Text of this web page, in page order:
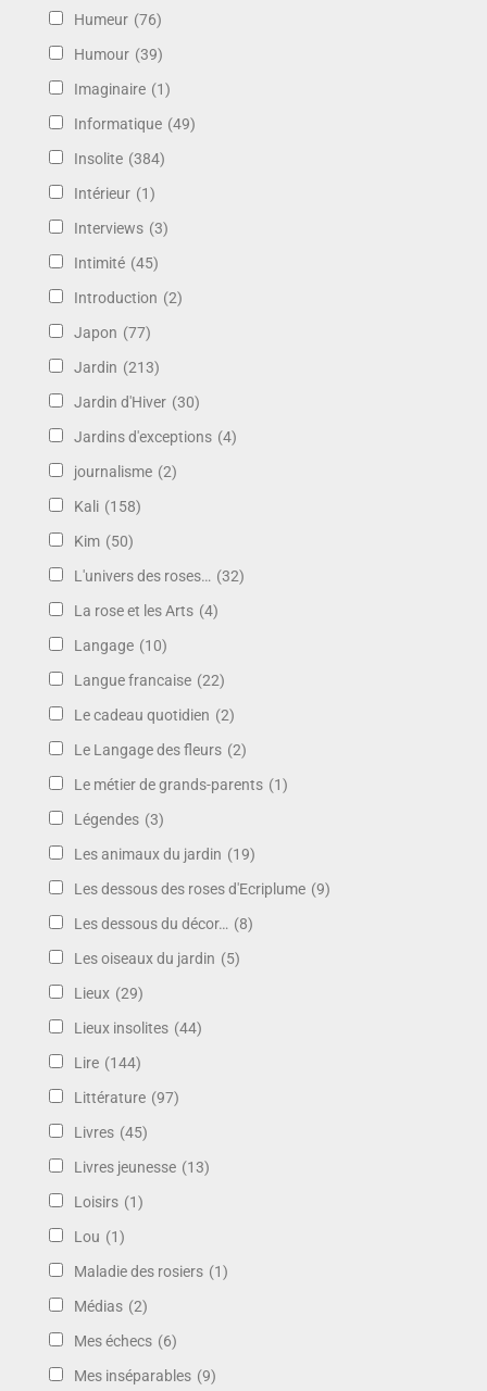
Humeur (76)
Humour (39)
Imaginaire (1)
Informatique (49)
Insolite (384)
Intérieur (1)
Interviews (3)
Intimité (45)
Introduction (2)
Japon (77)
Jardin (213)
Jardin d'Hiver (30)
Jardins d'exceptions (4)
journalisme (2)
Kali (158)
Kim (50)
L'univers des roses… (32)
La rose et les Arts (4)
Langage (10)
Langue francaise (22)
Le cadeau quotidien (2)
Le Langage des fleurs (2)
Le métier de grands-parents (1)
Légendes (3)
Les animaux du jardin (19)
Les dessous des roses d'Ecriplume (9)
Les dessous du décor… (8)
Les oiseaux du jardin (5)
Lieux (29)
Lieux insolites (44)
Lire (144)
Littérature (97)
Livres (45)
Livres jeunesse (13)
Loisirs (1)
Lou (1)
Maladie des rosiers (1)
Médias (2)
Mes échecs (6)
Mes inséparables (9)